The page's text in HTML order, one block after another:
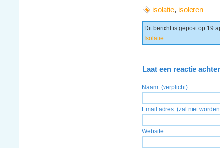
isolatie, isoleren
Dit bericht is gepost op 19
Isolatie.
Laat een reactie achter
Naam: (verplicht)
Email adres: (zal niet
Website: